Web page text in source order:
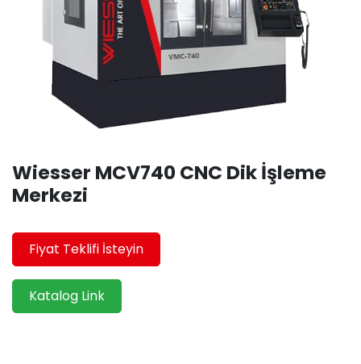
Wiesser MCV740 CNC Dik İşleme
Merkezi
Fiyat Teklifi İsteyin
Katalog Link